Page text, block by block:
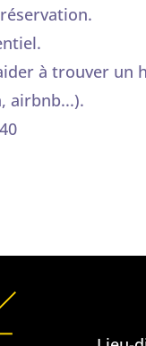
à trouver un
airbnb...).